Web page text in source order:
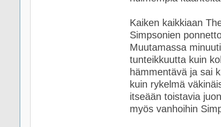
Kaiken kaikkiaan
Simpsonien
Muutamassa
tunteikkuutta kuin
hämmentävä ja sai
kuin rykelmä
itseään toistavia
myös vanhoihin